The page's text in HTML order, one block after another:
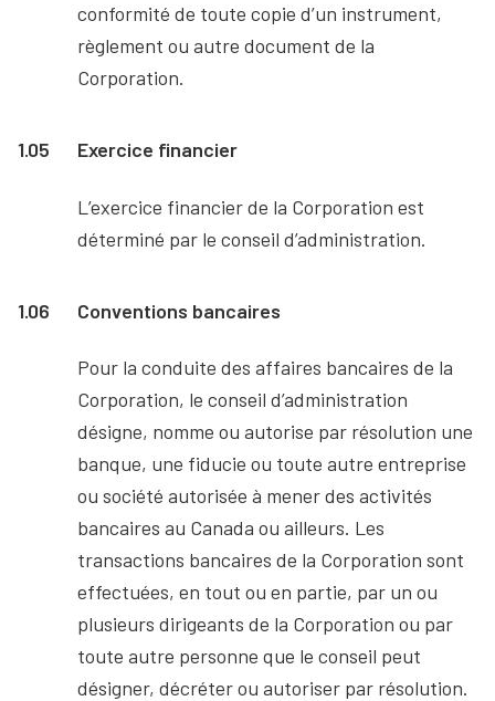
conformité de toute copie d’un instrument,
règlement ou autre document de la
Corporation.
1.05 Exercice financier
L’exercice financier de la Corporation est
déterminé par le conseil d’administration.
1.06 Conventions bancaires
Pour la conduite des affaires bancaires de la
Corporation, le conseil d’administration
désigne, nomme ou autorise par résolution une
banque, une fiducie ou toute autre entreprise
ou société autorisée à mener des activités
bancaires au Canada ou ailleurs. Les
transactions bancaires de la Corporation sont
effectuées, en tout ou en partie, par un ou
plusieurs dirigeants de la Corporation ou par
toute autre personne que le conseil peut
désigner, décréter ou autoriser par résolution.